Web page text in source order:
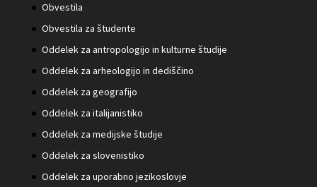
Obvestila
Obvestila za študente
Oddelek za antropologijo in kulturne študije
Oddelek za arheologijo in dediščino
Oddelek za geografijo
Oddelek za italijanistiko
Oddelek za medijske študije
Oddelek za slovenistiko
Oddelek za uporabno jezikoslovje